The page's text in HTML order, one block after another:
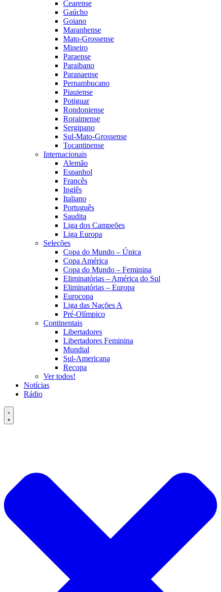
Cearense
Gaúcho
Goiano
Maranhense
Mato-Grossense
Mineiro
Paraense
Paraibano
Paranaense
Pernambucano
Piauiense
Potiguar
Rondoniense
Roraimense
Sergipano
Sul-Mato-Grossense
Tocantinense
Internacionais
Alemão
Espanhol
Francês
Inglês
Italiano
Português
Saudita
Liga dos Campeões
Liga Europa
Seleções
Copa do Mundo – Única
Copa América
Copa do Mundo – Feminina
Eliminatórias – América do Sul
Eliminatórias – Europa
Eurocopa
Liga das Nações A
Pré-Olímpico
Continentais
Libertadores
Libertadores Feminina
Mundial
Sul-Americana
Recopa
Ver todos!
Notícias
Rádio